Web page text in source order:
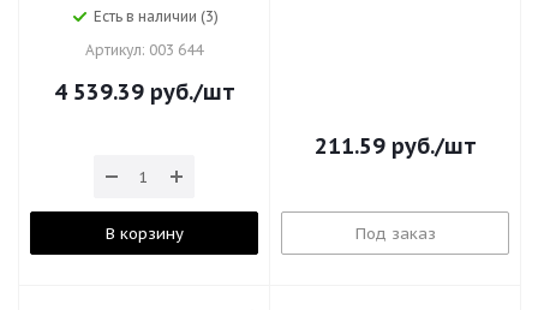
Есть в наличии (3)
Артикул: 003 644
4 539.39руб./шт
В корзину
211.59руб./шт
Под заказ